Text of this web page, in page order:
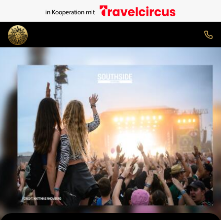
in Kooperation mit